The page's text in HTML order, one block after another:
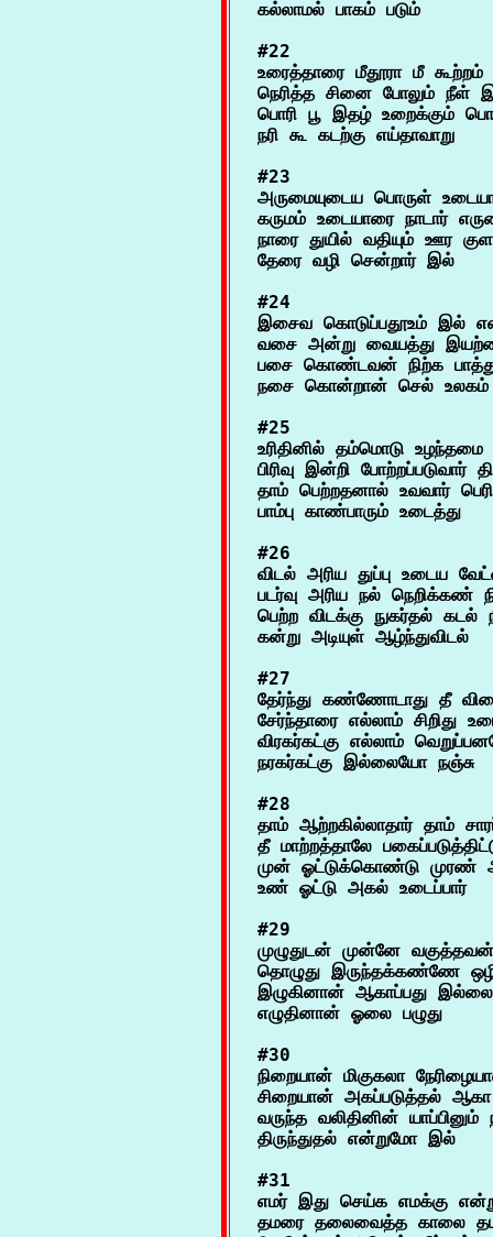
#22
உரைத்தாரை மீதூரா மீ கூற்றம்
நெரித்த சினை போலும் நீள்
பொரி பூ இதழ் உறைக்கும்
#23
அருமையுடைய பொருள்
கருமம் உடையாரை நாடார்
நாரை துயில் வதியும் ஊர
#24
இசைவ கொடுப்பதூஉம் இல்
வசை அன்று வையத்து
பசை கொண்டவன் நிற்க
#25
உரிதினில் தம்மொடு
பிரிவு இன்றி போற்றப்படுவார்
தாம் பெற்றதனால் உவவார்
#26
விடல் அரிய துப்பு உடைய
படர்வு அரிய நல் நெறிக்கண்
பெற்ற விடக்கு நுகர்தல் கடல்
#27
தேர்ந்து கண்ணோடாது தீ
சேர்ந்தாரை எல்லாம் சிறிது
விரகர்கட்கு எல்லாம்
#28
தாம் ஆற்றகில்லாதார் தாம்
தீ மாற்றத்தாலே
முன் ஓட்டுக்கொண்டு முரண்
#29
முழுதுடன் முன்னே
தொழுது இருந்தக்கண்ணே
இழுகினான் ஆகாப்பது
#30
நிறையான் மிகுகலா
சிறையான் அகப்படுத்தல்
வருந்த வலிதினின்
#31
எமர் இது செய்க எமக்கு
தமரை தலைவைத்த காலை